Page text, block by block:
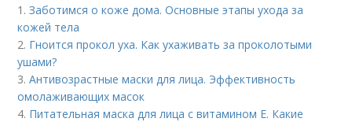
1.Заботимся о коже дома. Основные этапы ухода за
кожей тела
2. Гноится прокол уха. Как ухаживать за проколотыми
ушами?
3.Антивозрастные маски для лица. Эффективность
омолаживающих масок
4. Питательная маска для лица с витамином Е. Какие